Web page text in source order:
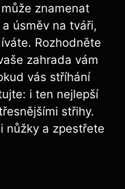
znamenat
úsměv na tváři,
Rozhodněte
zahrada vám
vás stříhání
i ten nejlepší
střihy.
nůžky a zpestřete